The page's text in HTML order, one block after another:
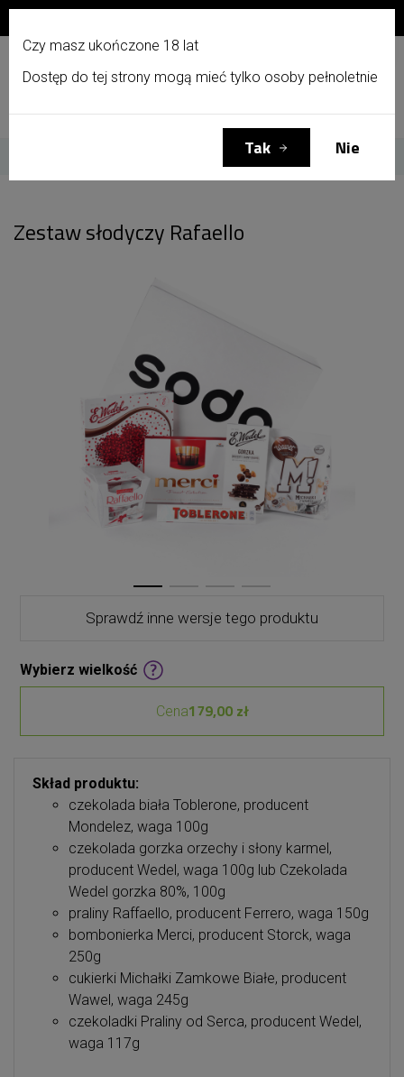
Menu Zaloguj się Koszyk (0)
Zestaw słodyczy Rafaello
Sprawdź inne wersje tego produktu
Wybierz wielkość
Cena179,00 zł
Skład produktu:
czekolada biała Toblerone, producent
Mondelez, waga 100g
czekolada gorzka orzechy i słony karmel,
producent Wedel, waga 100g lub Czekolada
Wedel gorzka 80%, 100g
praliny Raffaello, producent Ferrero, waga 150g
bombonierka Merci, producent Storck, waga
250g
cukierki Michałki Zamkowe Białe, producent
Wawel, waga 245g
czekoladki Praliny od Serca, producent Wedel,
waga 117g
Czy masz ukończone 18 lat
Dostęp do tej strony mogą mieć tylko osoby pełnoletnie
Tak Nie